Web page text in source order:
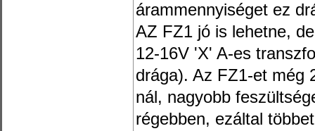
árammennyiséget ez
AZ FZ1 jó is lehetne,
12-16V 'X' A-es
drága). Az FZ1-et még
nál, nagyobb
régebben, ezáltal